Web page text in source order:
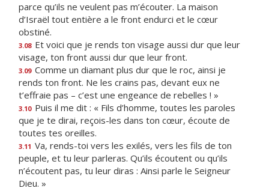
parce qu’ils ne veulent pas m’écouter. La maison
d’Israël tout entière a le front endurci et le cœur
obstiné.
3.08 Et voici que je rends ton visage aussi dur que leur
visage, ton front aussi dur que leur front.
3.09 Comme un diamant plus dur que le roc, ainsi je
rends ton front. Ne les crains pas, devant eux ne
t’effraie pas – c’est une engeance de rebelles ! »
3.10 Puis il me dit : « Fils d’homme, toutes les paroles
que je te dirai, reçois-les dans ton cœur, écoute de
toutes tes oreilles.
3.11 Va, rends-toi vers les exilés, vers les fils de ton
peuple, et tu leur parleras. Qu’ils écoutent ou qu’ils
n’écoutent pas, tu leur diras : Ainsi parle le Seigneur
Dieu. »